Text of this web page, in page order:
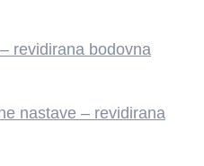
revidirana bodovna
nastave – revidirana